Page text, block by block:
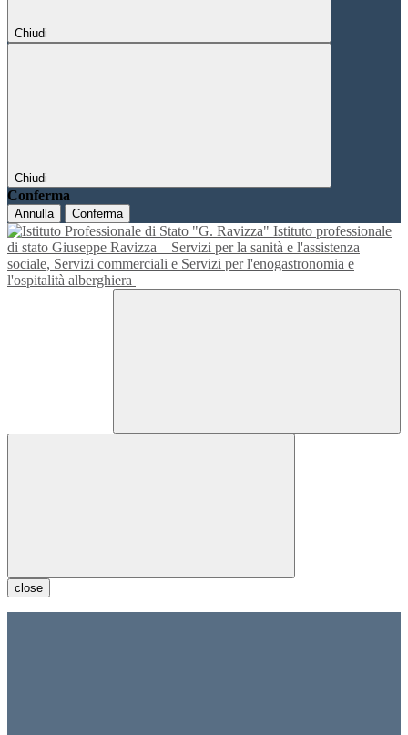
Chiudi
Chiudi
Conferma
Annulla Conferma
Istituto professionale
di stato Giuseppe Ravizza
Servizi per la sanità e l'assistenza
sociale, Servizi commerciali e Servizi per l'enogastronomia e
l'ospitalità alberghiera
close